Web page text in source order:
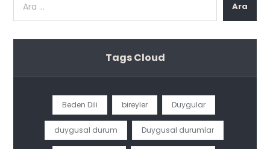
Ara
Tags Cloud
Beden Dili bireyler Duygular
duygusal durum Duygusal durumlar